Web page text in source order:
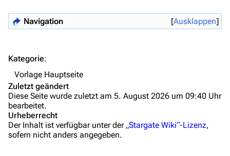
Mitmachen
Themengruppen
Letzte Änderungen
Wiki-Diskussion
Ausklappen
Navigation
Kategorie:
Vorlage Hauptseite
Zuletzt geändert
Diese Seite wurde zuletzt am 5. August 2026 um 09:40 Uhr
bearbeitet.
Urheberrecht
Der Inhalt ist verfügbar unter der „Stargate Wiki“-Lizenz,
sofern nicht anders angegeben.